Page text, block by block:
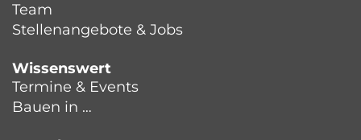
Team
Stellenangebote & Jobs
Wissenswert
Termine & Events
Bauen in …